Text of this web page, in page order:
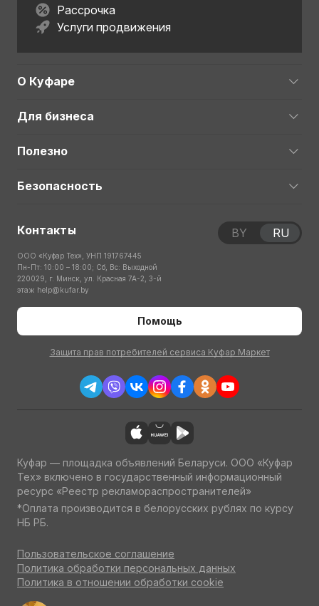
Рассрочка
Услуги продвижения
О Куфаре
Для бизнеса
Полезно
Безопасность
Контакты
ООО «Куфар Тех», УНП 191767445
Пн-Пт: 10:00 – 18:00; Сб, Вс: Выходной
220029, г. Минск, ул. Красная 7А-2, 3-й
этаж help@kufar.by
Помощь
Защита прав потребителей сервиса Куфар Маркет
BY RU
Куфар — площадка объявлений Беларуси. ООО «Куфар
Тех» включено в государственный информационный
ресурс «Реестр рекламораспространителей»
*Оплата производится в белорусских рублях по курсу
НБ РБ.
Пользовательское соглашение
Политика обработки персональных данных
Политика в отношении обработки cookie